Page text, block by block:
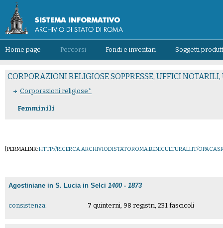
Home page Percorsi Fondi e inventari Soggetti
CORPORAZIONI RELIGIOSE SOPPRESSE, UFFICI NOTARILI,
Corporazioni religiose*
Femminili
[PERMALINK:HTTP://RICERCA.ARCHIVIODISTATOROMA.BENICULTURALI.IT/
Agostiniane in S. Lucia in Selci1400 - 1873
consistenza: 7 quinterni, 98 registri, 231 fascicoli